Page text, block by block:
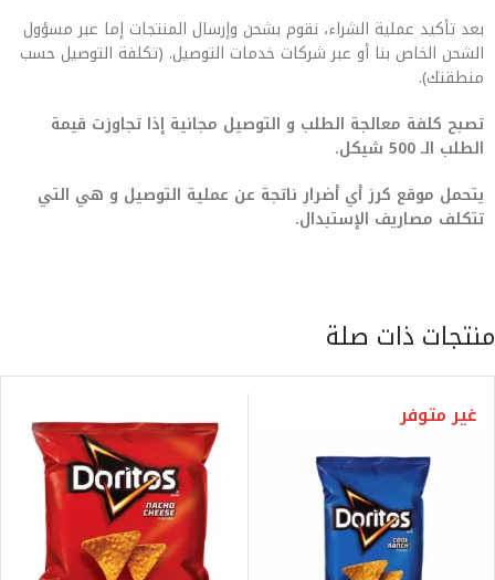
بعد تأكيد عملية الشراء، نقوم بشحن وإرسال المنتجات إما عبر مسؤول
الشحن الخاص بنا أو عبر شركات خدمات التوصيل. (تكلفة التوصيل حسب
منطقتك).
تصبح كلفة معالجة الطلب و التوصيل مجانية إذا تجاوزت قيمة
الطلب الـ 500 شيكل.
يتحمل موقع كرز أي أضرار ناتجة عن عملية التوصيل و هي التي
تتكلف مصاريف الإستبدال.
منتجات ذات صلة
غير متوفر